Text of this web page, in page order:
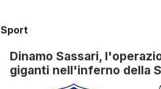
Sport
Dinamo Sassari,
giganti nell'inferno della